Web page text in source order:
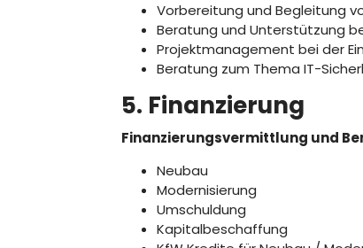
Vorbereitung und Begleitung
Beratung und Unterstützung
Projektmanagement bei der
Beratung zum Thema IT-
5. Finanzierung
Finanzierungsvermittlung und
Neubau
Modernisierung
Umschuldung
Kapitalbeschaffung